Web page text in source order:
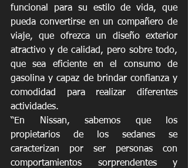
funcional para su estilo de vida, que
pueda convertirse en un compañero de
viaje, que ofrezca un diseño exterior
atractivo y de calidad, pero sobre todo,
que sea eficiente en el consumo de
gasolina y capaz de brindar confianza y
comodidad para realizar diferentes
actividades.
“En Nissan, sabemos que los
propietarios de los sedanes se
caracterizan por ser personas con
comportamientos sorprendentes y